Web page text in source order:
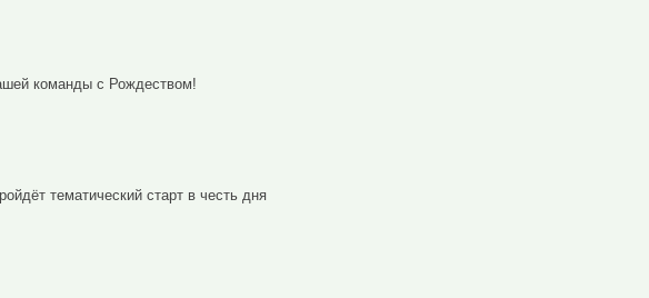
команды с Рождеством!
тематический старт в честь дня